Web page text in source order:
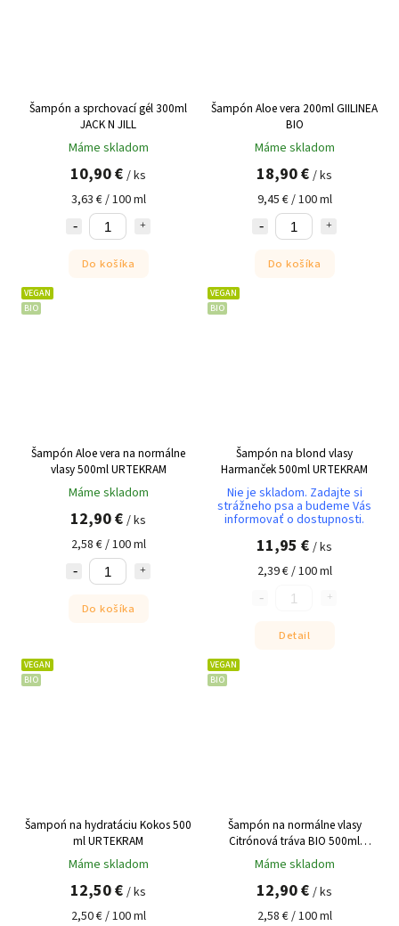
Šampón a sprchovací gél 300ml
JACK N JILL
Máme skladom
10,90 € / ks
3,63 € / 100 ml
Do košíka
Šampón Aloe vera 200ml GIILINEA
BIO
Máme skladom
18,90 € / ks
9,45 € / 100 ml
Do košíka
VEGAN
BIO
Šampón Aloe vera na normálne
vlasy 500ml URTEKRAM
Máme skladom
12,90 € / ks
2,58 € / 100 ml
Do košíka
VEGAN
BIO
Šampón na blond vlasy
Harmanček 500ml URTEKRAM
Nie je skladom. Zadajte si
strážneho psa a budeme Vás
informovať o dostupnosti.
11,95 € / ks
2,39 € / 100 ml
Detail
VEGAN
BIO
Šampoń na hydratáciu Kokos 500
ml URTEKRAM
Máme skladom
12,50 € / ks
2,50 € / 100 ml
VEGAN
BIO
Šampón na normálne vlasy
Citrónová tráva BIO 500ml
URTEKRAM
Máme skladom
12,90 € / ks
2,58 € / 100 ml